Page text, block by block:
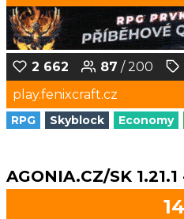
2 662 87 / 200
play.fenixcraft.cz
RPG Skyblock Economy
AGONIA.CZ/SK